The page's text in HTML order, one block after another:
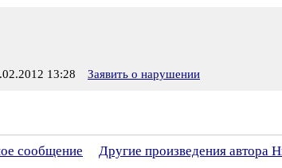
13:28 Заявить о нарушении
сообщение Другие произведения автора